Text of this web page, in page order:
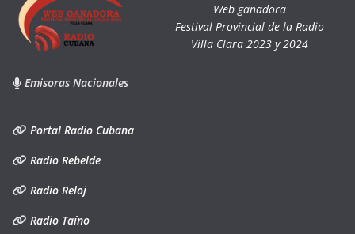
Web ganadora
Festival Provincial de la Radio
Villa Clara 2023 y 2024
Emisoras Nacionales
Portal Radio Cubana
Radio Rebelde
Radio Reloj
Radio Taíno